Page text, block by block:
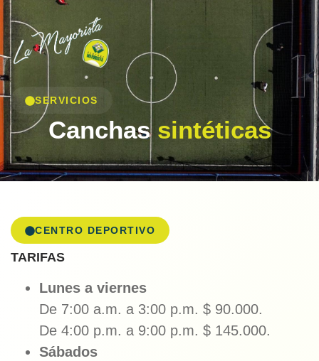
SERVICIOS
Canchas sintéticas
CENTRO DEPORTIVO
TARIFAS
Lunes a viernes
De 7:00 a.m. a 3:00 p.m. $ 90.000.
De 4:00 p.m. a 9:00 p.m. $ 145.000.
Sábados